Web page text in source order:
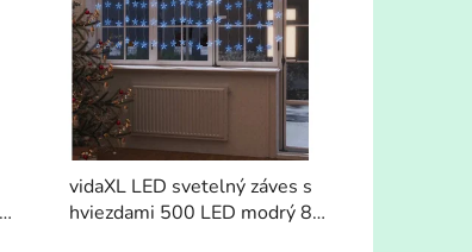
e
p
r
o
d
u
k
vidaXL LED svetelný záves s
hviezdami 500 LED modrý 8